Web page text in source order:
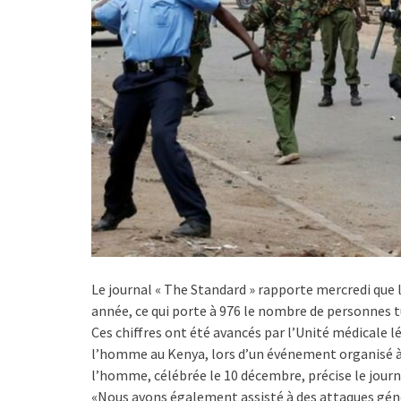
Le journal « The Standard » rapporte mercredi
année, ce qui porte à 976 le nombre de personnes
Ces chiffres ont été avancés par l’Unité médicale
l’homme au Kenya, lors d’un événement
l’homme, célébrée le 10 décembre, précise le
«Nous avons également assisté à des attaques